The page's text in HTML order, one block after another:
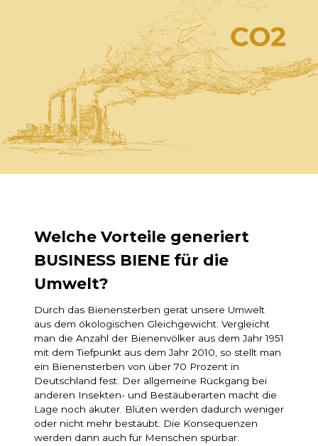
Welche Vorteile generiert
BUSINESS BIENE für die
Umwelt?
Durch das Bienensterben gerät unsere Umwelt
aus dem ökologischen Gleichgewicht. Vergleicht
man die Anzahl der Bienenvölker aus dem Jahr 1951
mit dem Tiefpunkt aus dem Jahr 2010, so stellt man
ein Bienensterben von über 70 Prozent in
Deutschland fest. Der allgemeine Rückgang bei
anderen Insekten- und Bestäuberarten macht die
Lage noch akuter. Blüten werden dadurch weniger
oder nicht mehr bestäubt. Die Konsequenzen
werden dann auch für Menschen spürbar: